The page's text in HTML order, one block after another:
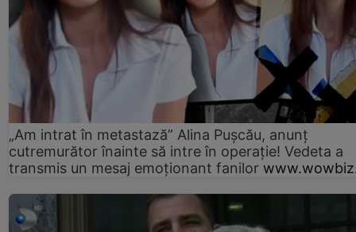
„Am intrat în metastază” Alina Pușcău, anunț
cutremurător înainte să intre în operație! Vedeta a
transmis un mesaj emoționant fanilor